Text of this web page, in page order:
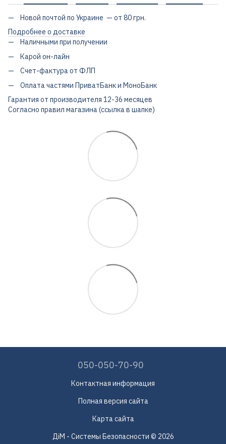
Новой почтой по Украине — от 80 грн.
Подробнее о доставке
Наличными при получении
Карой он-лайн
Счет-фактура от ФЛП
Оплата частями ПриватБанк и МоноБанк
Гарантия от производителя 12-36 месяцев
Согласно правил магазина (ссылка в шапке)
050-050-70-90
Контактная информация
Полная версия сайта
Карта сайта
ДіМ - Системы Безопасности © 2026